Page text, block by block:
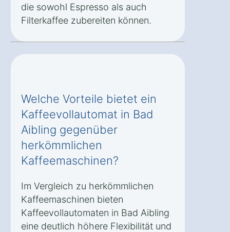
die sowohl Espresso als auch
Filterkaffee zubereiten können.
Welche Vorteile bietet ein
Kaffeevollautomat in Bad
Aibling gegenüber
herkömmlichen
Kaffeemaschinen?
Im Vergleich zu herkömmlichen
Kaffeemaschinen bieten
Kaffeevollautomaten in Bad Aibling
eine deutlich höhere Flexibilität und